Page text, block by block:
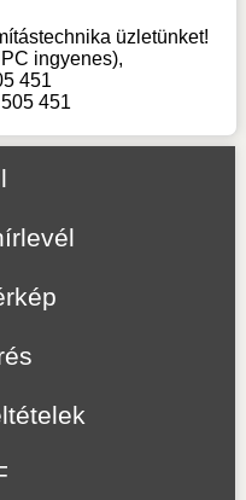
üzletünket!
ingyenes),
451
451